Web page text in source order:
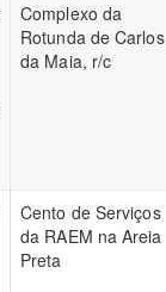
Complexo da
Rotunda de Carlos
da Maia, r/c
Cento de Serviços
da RAEM na Areia
Preta